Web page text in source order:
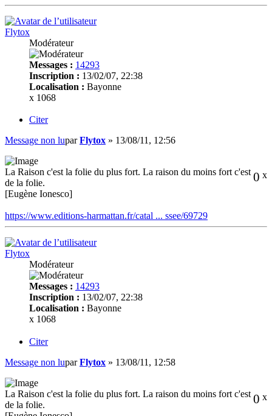
Flytox
Modérateur
Messages : 14293
Inscription : 13/02/07, 22:38
Localisation : Bayonne
x 1068
Citer
Message non luparFlytox » 13/08/11, 12:56
0 x
La Raison c'est la folie du plus fort. La raison du moins fort c'est
de la folie.
[Eugène Ionesco]
https://www.editions-harmattan.fr/catal ... ssee/69729
Flytox
Modérateur
Messages : 14293
Inscription : 13/02/07, 22:38
Localisation : Bayonne
x 1068
Citer
Message non luparFlytox » 13/08/11, 12:58
0 x
La Raison c'est la folie du plus fort. La raison du moins fort c'est
de la folie.